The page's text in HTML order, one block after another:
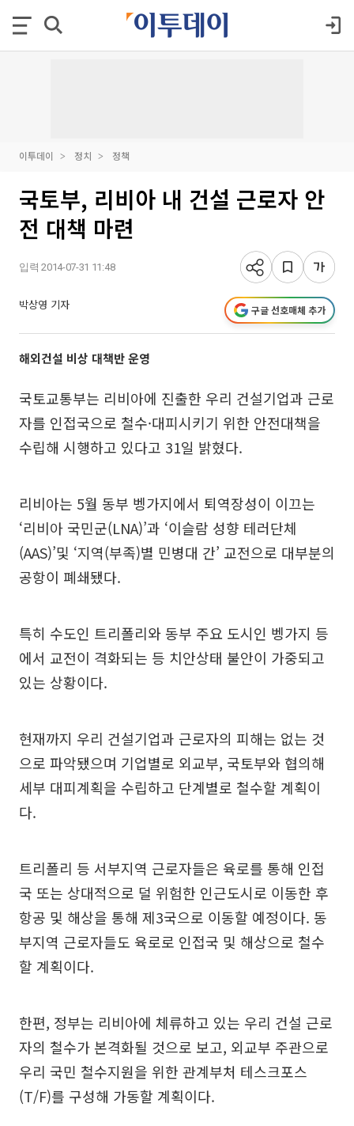
이투데이 정치 정책
국토부, 리비아 내 건설 근로자 안
전 대책 마련
입력 2014-07-31 11:48
박상영 기자 구글 선호매체 추가
해외건설 비상 대책반 운영
국토교통부는 리비아에 진출한 우리 건설기업과 근로
자를 인접국으로 철수·대피시키기 위한 안전대책을
수립해 시행하고 있다고 31일 밝혔다.
리비아는 5월 동부 벵가지에서 퇴역장성이 이끄는
‘리비아 국민군(LNA)’과 ‘이슬람 성향 테러단체
(AAS)’및 ‘지역(부족)별 민병대 간’ 교전으로 대부분의
공항이 폐쇄됐다.
특히 수도인 트리폴리와 동부 주요 도시인 벵가지 등
에서 교전이 격화되는 등 치안상태 불안이 가중되고
있는 상황이다.
현재까지 우리 건설기업과 근로자의 피해는 없는 것
으로 파악됐으며 기업별로 외교부, 국토부와 협의해
세부 대피계획을 수립하고 단계별로 철수할 계획이
다.
트리폴리 등 서부지역 근로자들은 육로를 통해 인접
국 또는 상대적으로 덜 위험한 인근도시로 이동한 후
항공 및 해상을 통해 제3국으로 이동할 예정이다. 동
부지역 근로자들도 육로로 인접국 및 해상으로 철수
할 계획이다.
한편, 정부는 리비아에 체류하고 있는 우리 건설 근로
자의 철수가 본격화될 것으로 보고, 외교부 주관으로
우리 국민 철수지원을 위한 관계부처 테스크포스
(T/F)를 구성해 가동할 계획이다.